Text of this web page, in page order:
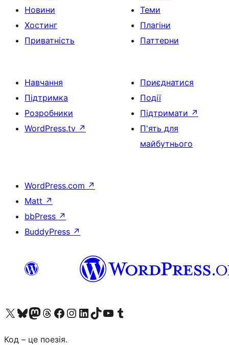
Новини
Хостинг
Приватність
Теми
Плагіни
Паттерни
Навчання
Підтримка
Розробники
WordPress.tv ↗
Приєднатися
Події
Підтримати ↗
П'ять для
майбутнього
WordPress.com ↗
Matt ↗
bbPress ↗
BuddyPress ↗
Visit our X (formerly Twitter) account
Visit our Bluesky account
Завітайте до нашої стрічки в Mastodon
Visit our Threads account
Завітайте на нашу сторінку в Facebook
Visit our Instagram account
Visit our LinkedIn account
Visit our TikTok account
Visit our YouTube channel
Visit our Tumblr account
Код – це поезія.